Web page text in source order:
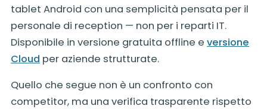
tablet Android con una semplicità pensata per il
personale di reception — non per i reparti IT.
Disponibile in versione gratuita offline e versione
Cloud per aziende strutturate.
Quello che segue non è un confronto con
competitor, ma una verifica trasparente rispetto